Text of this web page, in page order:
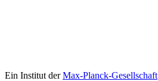
Ein Institut derMax-Planck-Gesellschaft